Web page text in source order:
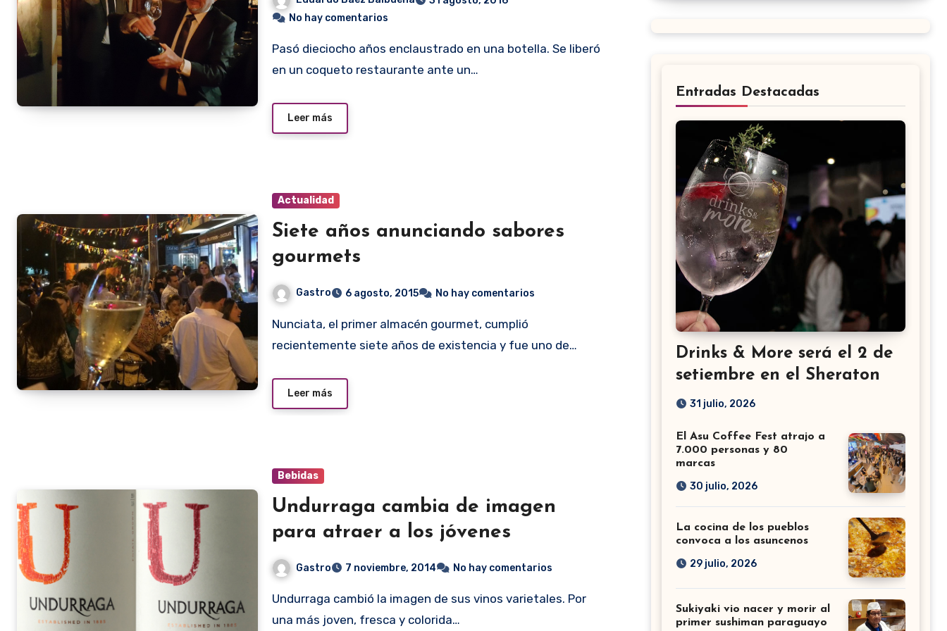
No hay comentarios
Pasó dieciocho años enclaustrado en una botella. Se liberó
en un coqueto restaurante ante un…
Leer más
Actualidad
Siete años anunciando sabores
gourmets
Gastro 6 agosto, 2015 No hay comentarios
Nunciata, el primer almacén gourmet, cumplió
recientemente siete años de existencia y fue uno de…
Leer más
Bebidas
Undurraga cambia de imagen
para atraer a los jóvenes
Gastro 7 noviembre, 2014 No hay comentarios
Undurraga cambió la imagen de sus vinos varietales. Por
una más joven, fresca y colorida…
Entradas Destacadas
Drinks & More será el 2 de
setiembre en el Sheraton
31 julio, 2026
El Asu Coffee Fest atrajo a
7.000 personas y 80
marcas
30 julio, 2026
La cocina de los pueblos
convoca a los asuncenos
29 julio, 2026
Sukiyaki vio nacer y morir al
primer sushiman paraguayo